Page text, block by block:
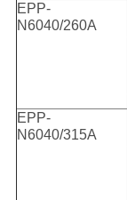
EPP-
N6040/260A
EPP-
N6040/315A